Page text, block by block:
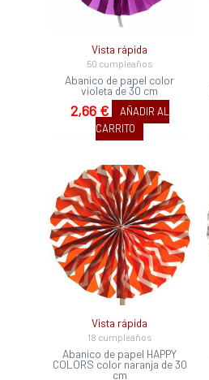
Vista rápida
50 cumpleaños
Abanico de papel color
violeta de 30 cm
2,66 €
AÑADIR AL
CARRITO
Vista rápida
18 cumpleaños
Abanico de papel HAPPY
COLORS color naranja de 30
cm